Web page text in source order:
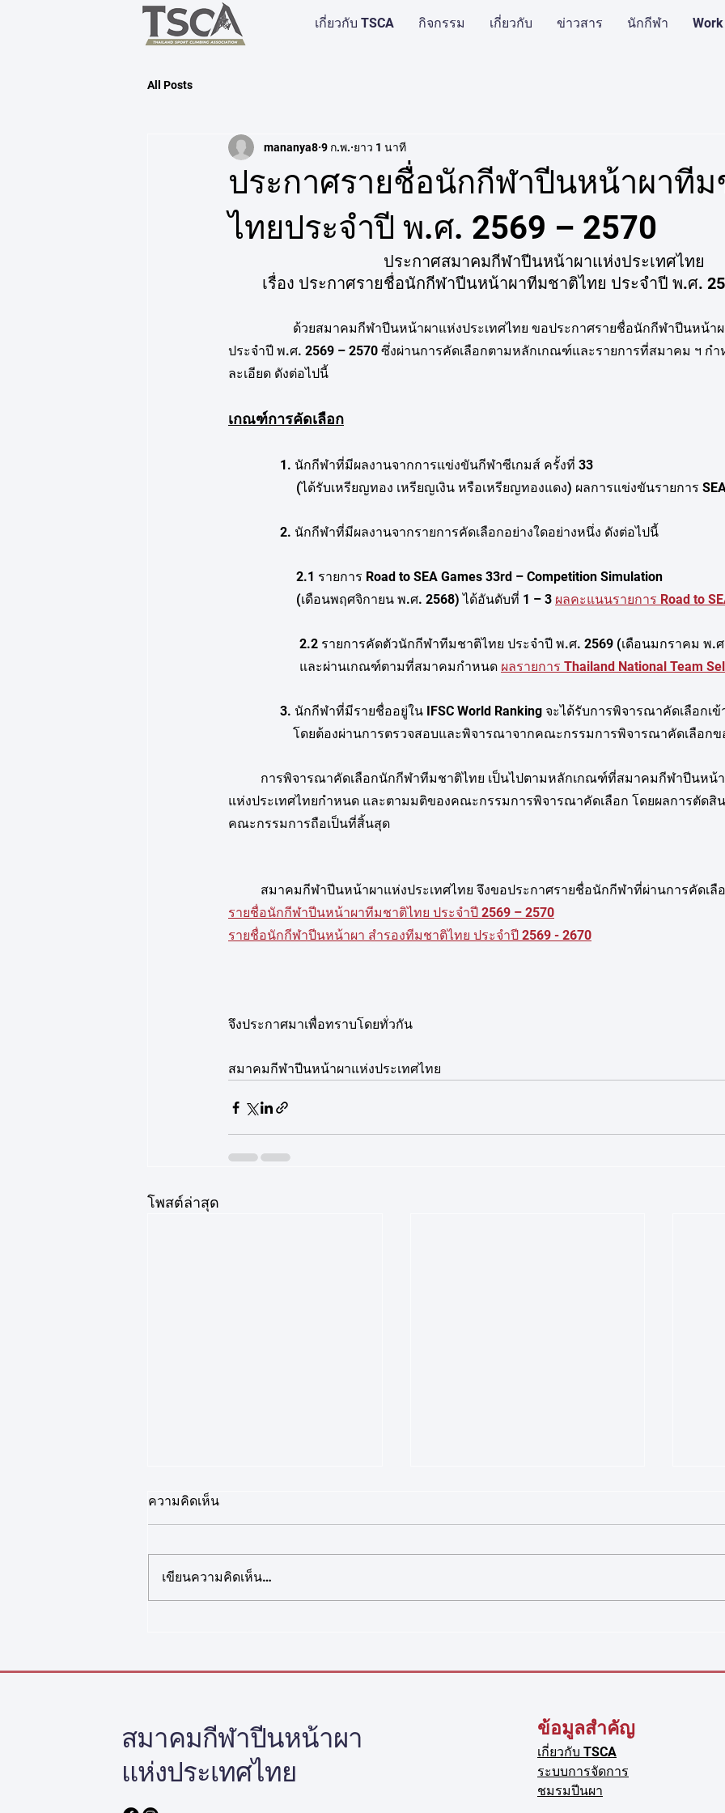
เกี่ยวกับ TSCA กิจกรรม เกี่ยวกับ ข่าวสาร นักกีฬา
All Posts
ประกาศรายชื่อนักกีฬาปีนหน้าผาทีม
ไทยประจำปี พ.ศ. 2569 – 2570
mananya8 9 ก.พ. ยาว 1 นาที
        ประกาศสมาคมกีฬาปีนหน้าผาแห่งประเทศไทย
เรื่อง ประกาศรายชื่อนักกีฬาปีนหน้าผาทีมชาติไทย ประจำปี พ.ศ.
ด้วยสมาคมกีฬาปีนหน้าผาแห่งประเทศไทย ขอประกาศรายชื่อนักกีฬาปีนหน้า
ประจำปี พ.ศ. 2569 – 2570 ซึ่งผ่านการคัดเลือกตามหลักเกณฑ์และรายการที่สมาคม ฯ กำ
ละเอียด ดังต่อไปนี้
เกณฑ์การคัดเลือก
                1. นักกีฬาที่มีผลงานจากการแข่งขันกีฬาซีเกมส์ ครั้งที่ 33
(ได้รับเหรียญทอง เหรียญเงิน หรือเหรียญทองแดง) ผลการแข่งขันรายการ
                2. นักกีฬาที่มีผลงานจากรายการคัดเลือกอย่างใดอย่างหนึ่ง ดังต่อไปนี้
                     2.1 รายการ Road to SEA Games 33rd – Competition Simulation
                     (เดือนพฤศจิกายน พ.ศ. 2568) ได้อันดับที่ 1 – 3
ผลคะแนนรายการ Road to
2.2 รายการคัดตัวนักกีฬาทีมชาติไทย ประจำปี พ.ศ. 2569 (เดือนมกราคม พ
                      และผ่านเกณฑ์ตามที่สมาคมกำหนด
ผลรายการ Thailand National Team
3. นักกีฬาที่มีรายชื่ออยู่ใน IFSC World Ranking จะได้รับการพิจารณาคัดเ
โดยต้องผ่านการตรวจสอบและพิจารณาจากคณะกรรมการพิจารณาคัดเลื
การพิจารณาคัดเลือกนักกีฬาทีมชาติไทย เป็นไปตามหลักเกณฑ์ที่สมาคมกีฬาปีนหน้
แห่งประเทศไทยกำหนด และตามมติของคณะกรรมการพิจารณาคัดเลือก โดยผลการตัดสิ
คณะกรรมการถือเป็นที่สิ้นสุด
สมาคมกีฬาปีนหน้าผาแห่งประเทศไทย จึงขอประกาศรายชื่อนักกีฬาที่ผ่านการคัดเลื
รายชื่อนักกีฬาปีนหน้าผาทีมชาติไทย ประจำปี 2569 – 2570
รายชื่อนักกีฬาปีนหน้าผา สำรองทีมชาติไทย ประจำปี 2569 - 2670
จึงประกาศมาเพื่อทราบโดยทั่วกัน
สมาคมกีฬาปีนหน้าผาแห่งประเทศไทย
โพสต์ล่าสุด
ใหม่)
หน้าที่ผู้เข้าร่วมการแข่งขัน
ประกาศสมาคมกีฬาปีนหน้าผาแห่ง
หน้าผานานาชาติ (Wo
แห่ง
เรื่อง
ความคิดเห็น
เขียนความคิดเห็น…
สมาคมกีฬาปีนหน้าผา
แห่งประเทศไทย
ข้อมูลสำคัญ
เกี่ยวกับ TSCA
ระบบการจัดการ
ชมรมปีนผา